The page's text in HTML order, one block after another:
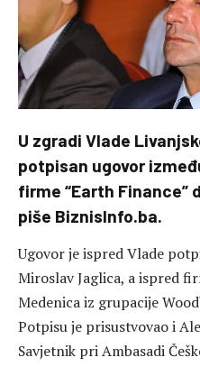
U zgradi Vlade
potpisan ugovor
firme “Earth Finance”
piše BiznisInfo.ba.
Ugovor je ispred Vlade
Miroslav Jaglica, a ispred
Medenica iz grupacije
Potpisu je prisustvovao i
Savjetnik pri Ambasadi